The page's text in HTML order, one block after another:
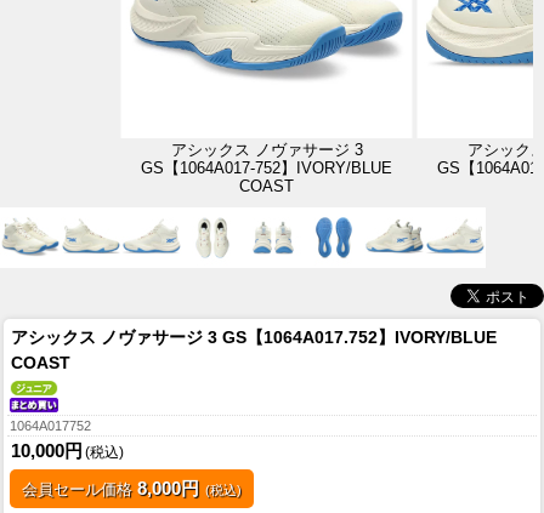
アシックス ノヴァサージ 3
GS【1064A017-752】IVORY/BLUE
COAST
アシック
GS【
アシックス ノヴァサージ 3 GS【1064A017.752】IVORY/BLUE
COAST
1064A017752
10,000円 (税込)
会員セール価格 8,000円 (税込)